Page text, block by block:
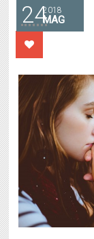
242018
MAG